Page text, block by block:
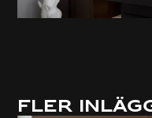
Fler